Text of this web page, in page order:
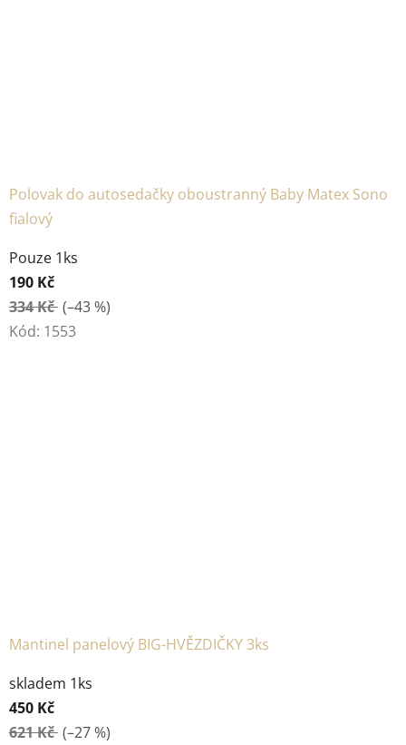
Polovak do autosedačky oboustranný Baby Matex Sono
fialový
Pouze 1ks
190 Kč
334 Kč (–43 %)
Kód: 1553
Mantinel panelový BIG-HVĚZDIČKY 3ks
skladem 1ks
450 Kč
621 Kč (–27 %)